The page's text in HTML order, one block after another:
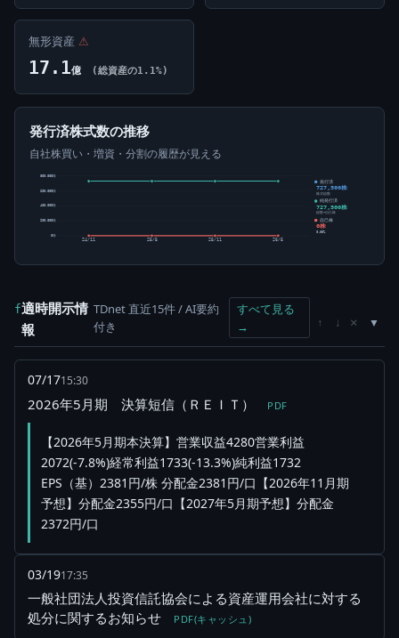
無形資産 ⚠
17.1億 (総資産の1.1%)
発行済株式数の推移
自社株買い・増資・分割の履歴が見える
0株
200,000株
400,000株
600,000株
800,000株
24/11 25/5 25/11 26/5
発行済
727,500株
株式総数
純発行済
727,500株
総数-自己株
自己株
0株
0.00%
f適時開示情
報
TDnet 直近15件 / AI要約
付き
すべて見る
→
↑ ↓ ×
07/1715:30
2026年5月期 決算短信（ＲＥＩＴ） PDF
【2026年5月期本決算】営業収益4280営業利益
2072(-7.8%)経常利益1733(-13.3%)純利益1732
EPS（基）2381円/株 分配金2381円/口【2026年11月期
予想】分配金2355円/口【2027年5月期予想】分配金
2372円/口
03/1917:35
一般社団法人投資信託協会による資産運用会社に対する
処分に関するお知らせ
PDF(キャッシュ)